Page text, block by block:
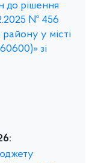
до рішення
№ 456
у місті
зі